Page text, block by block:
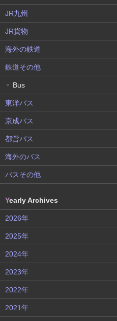
JR九州
JR貨物
海外の鉄道
鉄道その他
▼ Bus
東洋バス
京成バス
都営バス
海外のバス
バスその他
Yearly Archives
2026年
2025年
2024年
2023年
2022年
2021年